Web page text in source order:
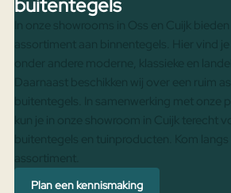
Plan een kennismaking